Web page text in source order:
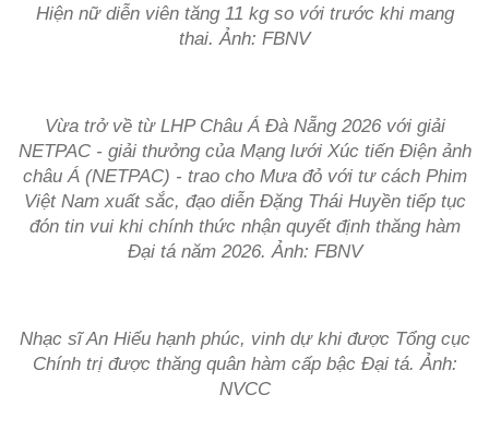
Hiện nữ diễn viên tăng 11 kg so với trước khi mang
thai. Ảnh: FBNV
Vừa trở về từ LHP Châu Á Đà Nẵng 2026 với giải
NETPAC - giải thưởng của Mạng lưới Xúc tiến Điện ảnh
châu Á (NETPAC) - trao cho Mưa đỏ với tư cách Phim
Việt Nam xuất sắc, đạo diễn Đặng Thái Huyền tiếp tục
đón tin vui khi chính thức nhận quyết định thăng hàm
Đại tá năm 2026. Ảnh: FBNV
Nhạc sĩ An Hiếu hạnh phúc, vinh dự khi được Tổng cục
Chính trị được thăng quân hàm cấp bậc Đại tá. Ảnh:
NVCC